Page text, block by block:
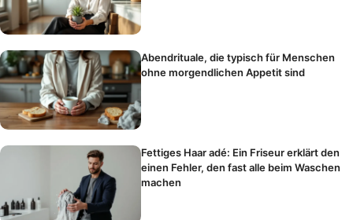
Abendrituale, die typisch für Menschen
ohne morgendlichen Appetit sind
Fettiges Haar adé: Ein Friseur erklärt den
einen Fehler, den fast alle beim Waschen
machen